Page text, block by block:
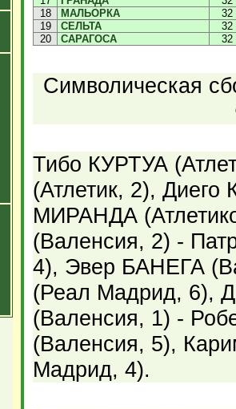
18
МАЛЬОРКА
32
19
СЕЛЬТА
32
20
САРАГОСА 32
Символическая
Тибо КУРТУА
(Атлетик, 2),
МИРАНДА
(Валенсия, 2) -
4), Эвер БАНЕГА
(Реал Мадрид, 6),
(Валенсия, 1) -
(Валенсия, 5),
Мадрид, 4).